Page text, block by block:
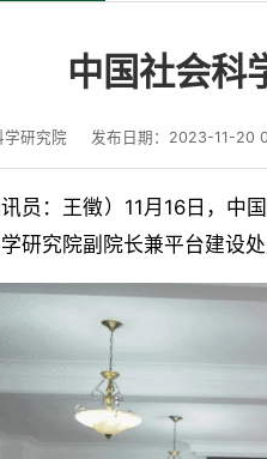
中国社会科
研究院 发布日期：2023-11-20
员：王徵） 11月16日，中
研究院副院长兼平台建设处